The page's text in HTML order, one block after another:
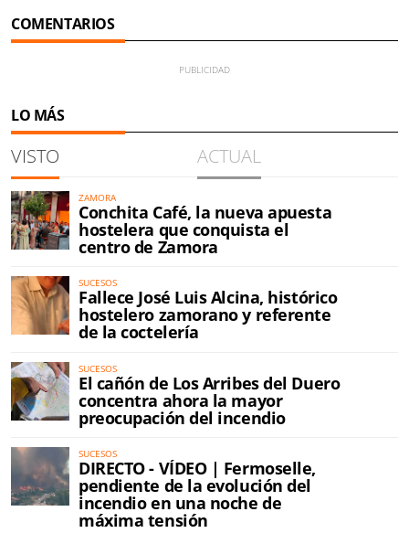
COMENTARIOS
LO MÁS
VISTO ACTUAL
ZAMORA
Conchita Café, la nueva apuesta
hostelera que conquista el
centro de Zamora
SUCESOS
Fallece José Luis Alcina, histórico
hostelero zamorano y referente
de la coctelería
SUCESOS
El cañón de Los Arribes del Duero
concentra ahora la mayor
preocupación del incendio
SUCESOS
DIRECTO - VÍDEO | Fermoselle,
pendiente de la evolución del
incendio en una noche de
máxima tensión